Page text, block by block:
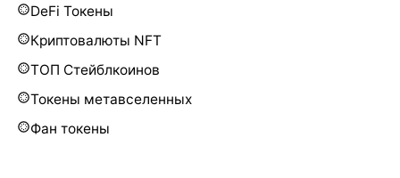
DeFi Токены
Криптовалюты NFT
ТОП Стейблкоинов
Токены метавселенных
Фан токены